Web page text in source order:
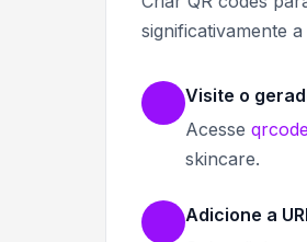
significativamente
Visite o
Acesse
skincare.
Adicione a